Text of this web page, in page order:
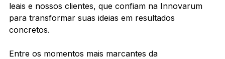
leais e nossos clientes, que confiam na Innovarum
para transformar suas ideias em resultados
concretos.
Entre os momentos mais marcantes da